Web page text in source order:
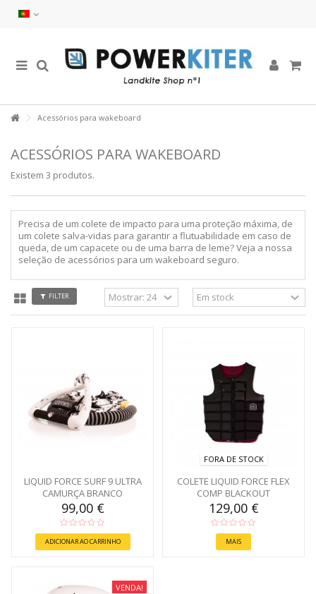
Acessórios para wakeboard
ACESSÓRIOS PARA WAKEBOARD
Existem 3 produtos.
Precisa de um colete de impacto para uma proteção máxima, de
um colete salva-vidas para garantir a flutuabilidade em caso de
queda, de um capacete ou de uma barra de leme? Veja a nossa
seleção de acessórios para um wakeboard seguro.
FILTER
LIQUID FORCE SURF 9 ULTRA
CAMURÇA BRANCO
99,00 €
ADICIONAR AO CARRINHO
FORA DE STOCK
COLETE LIQUID FORCE FLEX
COMP BLACKOUT
129,00 €
MAIS
VENDA!